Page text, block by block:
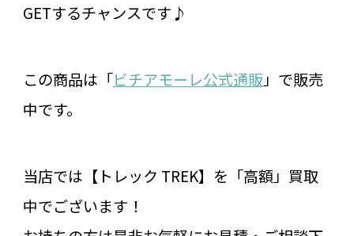
GETするチャンスです♪
この商品は「ビチアモーレ公式通販」で販売
中です。
当店では【トレック TREK】を「高額」買取
中でございます！